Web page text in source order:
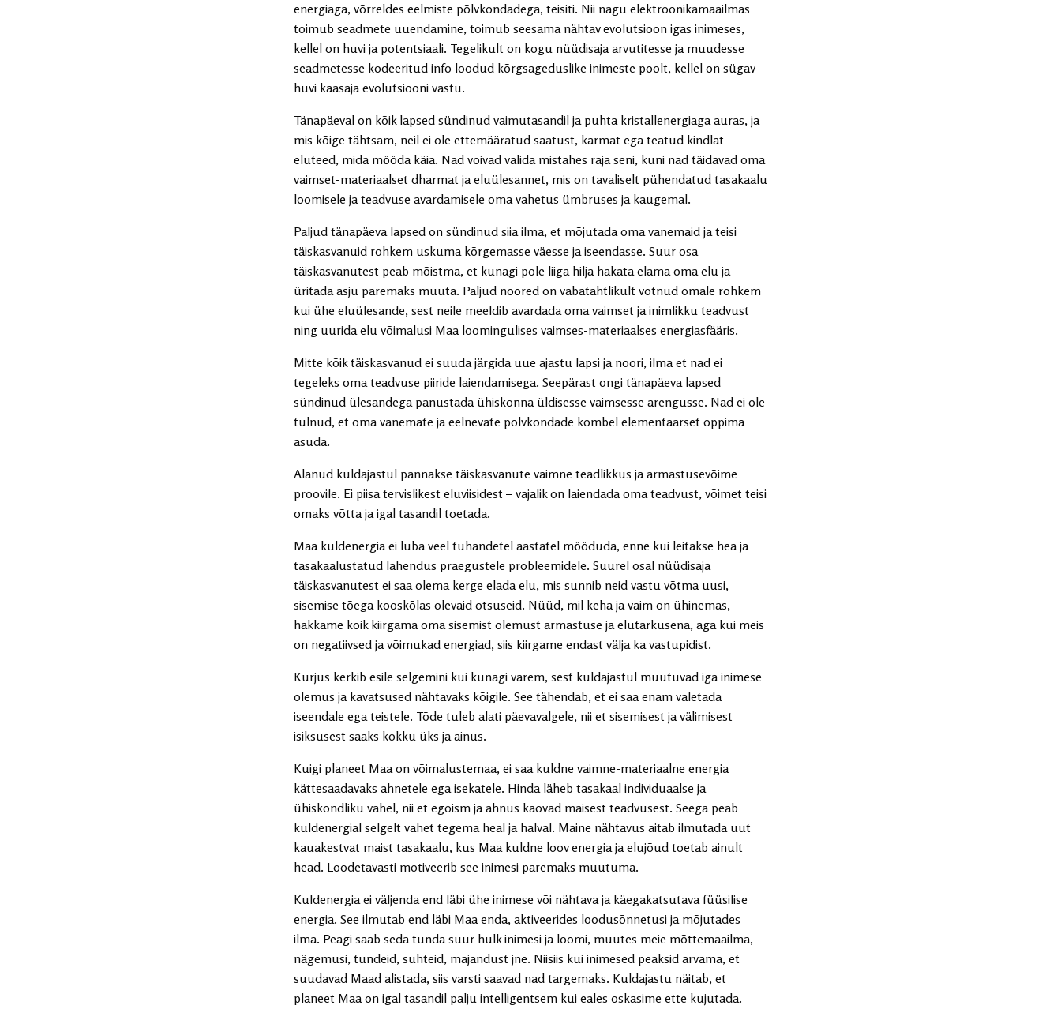
energiaga, võrreldes eelmiste põlvkondadega, teisiti. Nii nagu elektroonikamaailmas
toimub seadmete uuendamine, toimub seesama nähtav evolutsioon igas inimeses,
kellel on huvi ja potentsiaali. Tegelikult on kogu nüüdisaja arvutitesse ja muudesse
seadmetesse kodeeritud info loodud kõrgsageduslike inimeste poolt, kellel on sügav
huvi kaasaja evolutsiooni vastu.
Tänapäeval on kõik lapsed sündinud vaimutasandil ja puhta kristallenergiaga auras, ja
mis kõige tähtsam, neil ei ole ettemääratud saatust, karmat ega teatud kindlat
eluteed, mida mööda käia. Nad võivad valida mistahes raja seni, kuni nad täidavad oma
vaimset-materiaalset dharmat ja eluülesannet, mis on tavaliselt pühendatud tasakaalu
loomisele ja teadvuse avardamisele oma vahetus ümbruses ja kaugemal.
Paljud tänapäeva lapsed on sündinud siia ilma, et mõjutada oma vanemaid ja teisi
täiskasvanuid rohkem uskuma kõrgemasse väesse ja iseendasse. Suur osa
täiskasvanutest peab mõistma, et kunagi pole liiga hilja hakata elama oma elu ja
üritada asju paremaks muuta. Paljud noored on vabatahtlikult võtnud omale rohkem
kui ühe eluülesande, sest neile meeldib avardada oma vaimset ja inimlikku teadvust
ning uurida elu võimalusi Maa loomingulises vaimses-materiaalses energiasfääris.
Mitte kõik täiskasvanud ei suuda järgida uue ajastu lapsi ja noori, ilma et nad ei
tegeleks oma teadvuse piiride laiendamisega. Seepärast ongi tänapäeva lapsed
sündinud ülesandega panustada ühiskonna üldisesse vaimsesse arengusse. Nad ei ole
tulnud, et oma vanemate ja eelnevate põlvkondade kombel elementaarset õppima
asuda.
Alanud kuldajastul pannakse täiskasvanute vaimne teadlikkus ja armastusevõime
proovile. Ei piisa tervislikest eluviisidest – vajalik on laiendada oma teadvust, võimet teisi
omaks võtta ja igal tasandil toetada.
Maa kuldenergia ei luba veel tuhandetel aastatel mööduda, enne kui leitakse hea ja
tasakaalustatud lahendus praegustele probleemidele. Suurel osal nüüdisaja
täiskasvanutest ei saa olema kerge elada elu, mis sunnib neid vastu võtma uusi,
sisemise tõega kooskõlas olevaid otsuseid. Nüüd, mil keha ja vaim on ühinemas,
hakkame kõik kiirgama oma sisemist olemust armastuse ja elutarkusena, aga kui meis
on negatiivsed ja võimukad energiad, siis kiirgame endast välja ka vastupidist.
Kurjus kerkib esile selgemini kui kunagi varem, sest kuldajastul muutuvad iga inimese
olemus ja kavatsused nähtavaks kõigile. See tähendab, et ei saa enam valetada
iseendale ega teistele. Tõde tuleb alati päevavalgele, nii et sisemisest ja välimisest
isiksusest saaks kokku üks ja ainus.
Kuigi planeet Maa on võimalustemaa, ei saa kuldne vaimne-materiaalne energia
kättesaadavaks ahnetele ega isekatele. Hinda läheb tasakaal individuaalse ja
ühiskondliku vahel, nii et egoism ja ahnus kaovad maisest teadvusest. Seega peab
kuldenergial selgelt vahet tegema heal ja halval. Maine nähtavus aitab ilmutada uut
kauakestvat maist tasakaalu, kus Maa kuldne loov energia ja elujõud toetab ainult
head. Loodetavasti motiveerib see inimesi paremaks muutuma.
Kuldenergia ei väljenda end läbi ühe inimese või nähtava ja käegakatsutava füüsilise
energia. See ilmutab end läbi Maa enda, aktiveerides loodusõnnetusi ja mõjutades
ilma. Peagi saab seda tunda suur hulk inimesi ja loomi, muutes meie mõttemaailma,
nägemusi, tundeid, suhteid, majandust jne. Niisiis kui inimesed peaksid arvama, et
suudavad Maad alistada, siis varsti saavad nad targemaks. Kuldajastu näitab, et
planeet Maa on igal tasandil palju intelligentsem kui eales oskasime ette kujutada.